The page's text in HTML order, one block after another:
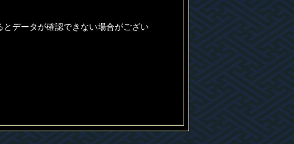
データが確認できない場合がござい